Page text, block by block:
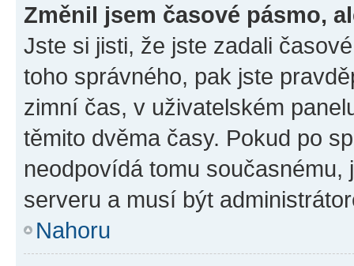
Změnil jsem časové pásmo,
Jste si jisti, že jste zadali
toho správného, pak jste
zimní čas, v uživatelském
těmito dvěma časy. Pokud po
neodpovídá tomu
serveru a musí být
Nahoru